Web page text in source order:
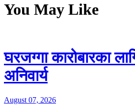
You May Like
घरजग्गा कारोबारका
अनिवार्य
August 07, 2026